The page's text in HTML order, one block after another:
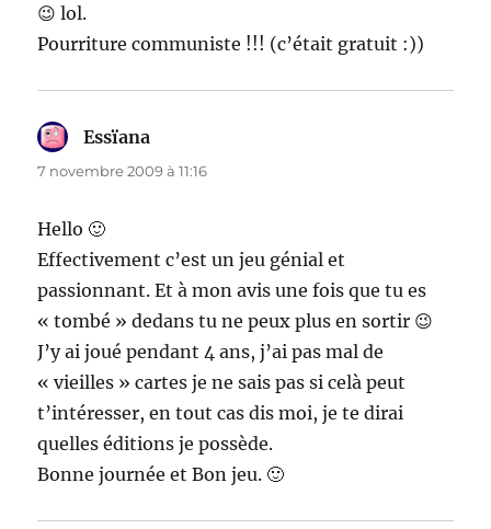
😉 lol.
Pourriture communiste !!! (c’était gratuit :))
Essïana
7 novembre 2009 à 11:16
Hello 🙂
Effectivement c’est un jeu génial et
passionnant. Et à mon avis une fois que tu es
« tombé » dedans tu ne peux plus en sortir 😉
J’y ai joué pendant 4 ans, j’ai pas mal de
« vieilles » cartes je ne sais pas si celà peut
t’intéresser, en tout cas dis moi, je te dirai
quelles éditions je possède.
Bonne journée et Bon jeu. 🙂